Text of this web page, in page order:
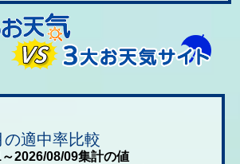
適中率比較
2026/08/09集計の値